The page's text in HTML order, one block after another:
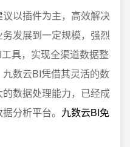
以插件为主，高效解决
务发展到一定规模，强烈
具，实现全渠道数据整
数云BI凭借其灵活的数
数据处理能力，已经成
分析平台。 九数云BI免